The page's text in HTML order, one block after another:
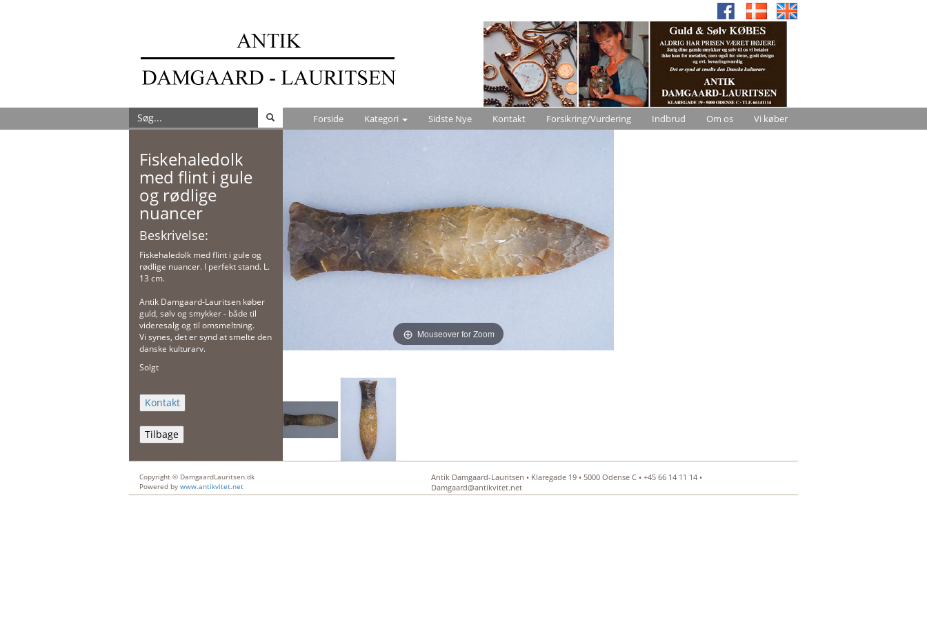
Forside Kategori Sidste Nye Kontakt Forsikring/Vurdering Indbrud Om os Vi køber
Fiskehaledolk
med flint i gule
og rødlige
nuancer
Beskrivelse:
Fiskehaledolk med flint i gule og
rødlige nuancer. I perfekt stand. L.
13 cm.
Antik Damgaard-Lauritsen køber
guld, sølv og smykker - både til
videresalg og til omsmeltning.
Vi synes, det er synd at smelte den
danske kulturarv.
Solgt
Tilbage
Mouseover for Zoom
Copyright © DamgaardLauritsen.dk
Powered by www.antikvitet.net
Antik Damgaard-Lauritsen • Klaregade 19 • 5000 Odense C • +45 66 14 11 14 •
Damgaard@antikvitet.net